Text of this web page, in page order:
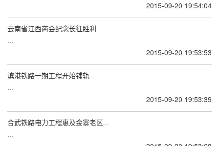
2015-09-20 19:54:04
云南省江西商会纪念长征胜利...
...
2015-09-20 19:53:53
滨港铁路一期工程开始铺轨...
...
2015-09-20 19:53:39
合武铁路电力工程惠及金寨老区...
...